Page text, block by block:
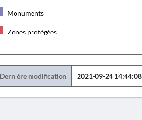
Monuments
Zones protégées
Dernière modification 2021-09-24 14:44:08